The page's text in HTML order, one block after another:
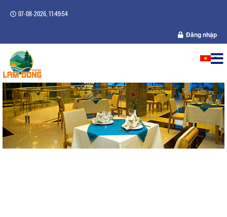
07-08-2026, 11:49:54
Đăng nhập